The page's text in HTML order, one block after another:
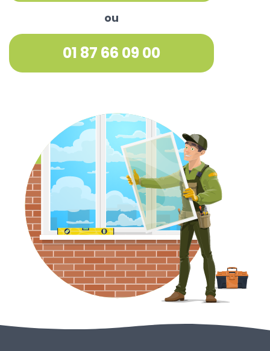
ou
01 87 66 09 00